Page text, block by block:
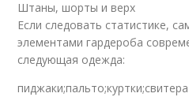
Штаны, шорты и верх
Если следовать статистике,
элементами гардероба
следующая одежда: